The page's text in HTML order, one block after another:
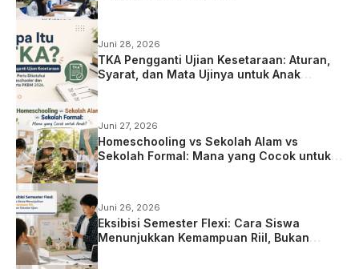
Juni 28, 2026
TKA Pengganti Ujian Kesetaraan: Aturan,
Syarat, dan Mata Ujinya untuk Anak
Juni 27, 2026
Homeschooling vs Sekolah Alam vs
Sekolah Formal: Mana yang Cocok untuk
Juni 26, 2026
Eksibisi Semester Flexi: Cara Siswa
Menunjukkan Kemampuan Riil, Bukan